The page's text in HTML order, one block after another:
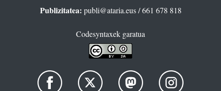
Publizitatea: publi@ataria.eus/ 661 678 818
Codesyntaxek garatua